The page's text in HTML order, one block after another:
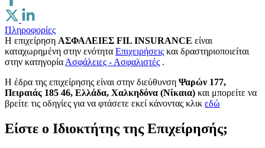
Πληροφορίες
Η επιχείρηση ΑΣΦΑΛΕΙΕΣ FIL INSURANCE είναι
καταχωρημένη στην ενότητα Επιχειρήσεις και δραστηριοποιείται
στην κατηγορίαΑσφάλειες - Ασφαλιστές .
H έδρα της επιχείρησης είναι στην διεύθυνση Ψαρών 177,
Πειραιάς 185 46, Ελλάδα, Χαλκηδόνα (Νίκαια) και μπορείτε να
βρείτε τις οδηγίες για να φτάσετε εκεί κάνοντας κλικ εδώ
Είστε ο Ιδιοκτήτης της Επιχείρησής;